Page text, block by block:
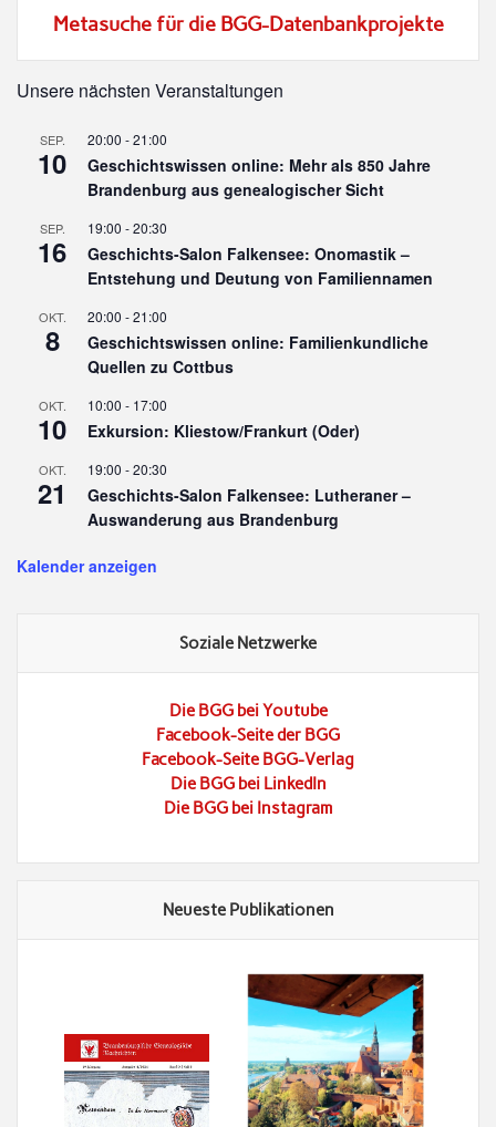
Metasuche für die BGG-Datenbankprojekte
Unsere nächsten Veranstaltungen
SEP.
10
20:00 -21:00
Geschichtswissen online: Mehr als 850 Jahre
Brandenburg aus genealogischer Sicht
SEP.
16
19:00 -20:30
Geschichts-Salon Falkensee: Onomastik –
Entstehung und Deutung von Familiennamen
OKT.
8
20:00 -21:00
Geschichtswissen online: Familienkundliche
Quellen zu Cottbus
OKT.
10
10:00 - 17:00
Exkursion: Kliestow/Frankurt (Oder)
OKT.
21
19:00 -20:30
Geschichts-Salon Falkensee: Lutheraner –
Auswanderung aus Brandenburg
Kalender anzeigen
Soziale Netzwerke
Die BGG bei Youtube
Facebook-Seite der BGG
Facebook-Seite BGG-Verlag
Die BGG bei LinkedIn
Die BGG bei Instagram
Neueste Publikationen